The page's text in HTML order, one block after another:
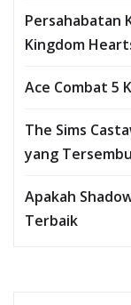
Persahabatan
Kingdom
Ace Combat 5
The Sims
yang
Apakah
Terbaik